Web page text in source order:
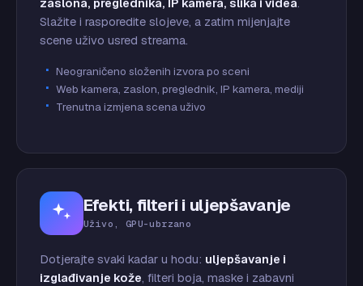
Slažite i rasporedite slojeve, a zatim mijenjajte
scene uživo usred streama.
Neograničeno složenih izvora po sceni
Web kamera, zaslon, preglednik, IP kamera, mediji
Trenutna izmjena scena uživo
Efekti, filteri i uljepšavanje
Uživo, GPU-ubrzano
Dotjerajte svaki kadar u hodu: uljepšavanje i
izglađivanje kože, filteri boja, maske i zabavni